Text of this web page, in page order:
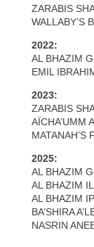
ZARABIS
WALLABY’S
2022:
AL BHAZIM
EMIL
2023:
ZARABIS
AÏCHA’UMM
MATANAH’S
2025:
AL BHAZIM
AL BHAZIM
AL BHAZIM
BA’SHIRA
NASRIN